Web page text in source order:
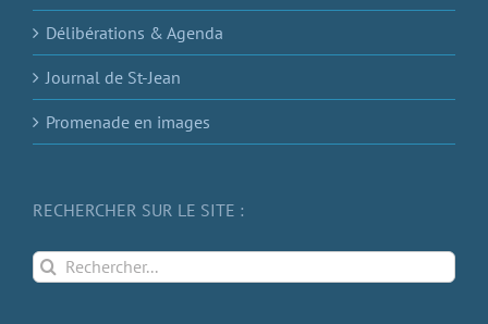
Délibérations & Agenda
Journal de St-Jean
Promenade en images
RECHERCHER SUR LE SITE :
Rechercher: